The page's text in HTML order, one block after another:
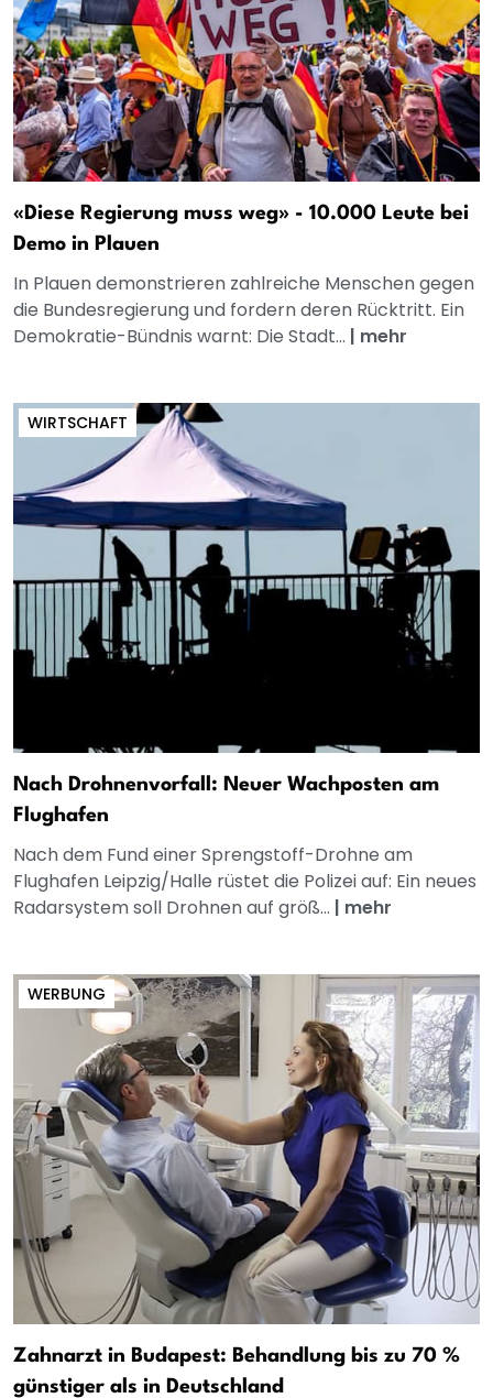
«Diese Regierung muss weg» - 10.000 Leute bei
Demo in Plauen
In Plauen demonstrieren zahlreiche Menschen gegen
die Bundesregierung und fordern deren Rücktritt. Ein
Demokratie-Bündnis warnt: Die Stadt... | mehr
WIRTSCHAFT
Nach Drohnenvorfall: Neuer Wachposten am
Flughafen
Nach dem Fund einer Sprengstoff-Drohne am
Flughafen Leipzig/Halle rüstet die Polizei auf: Ein neues
Radarsystem soll Drohnen auf größ... | mehr
WERBUNG
Zahnarzt in Budapest: Behandlung bis zu 70 %
günstiger als in Deutschland